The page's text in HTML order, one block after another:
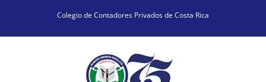
content
Colegio de Contadores Privados de Costa Rica